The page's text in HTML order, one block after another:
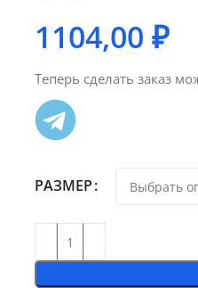
1104,00 ₽
Теперь сделать заказ
РАЗМЕР